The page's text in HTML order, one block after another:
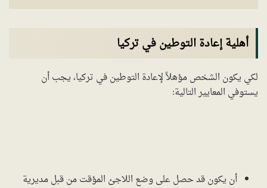
أهلية إعادة التوطين في تركيا
لكي يكون الشخص مؤهلاً لإعادة التوطين في تركيا، يجب أن
يستوفي المعايير التالية:
أن يكون قد حصل على وضع اللاجئ المؤقت من قبل مديرية